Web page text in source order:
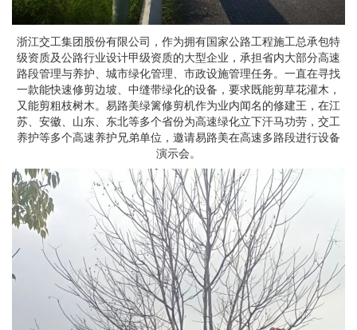
浙江交工集团股份有限公司，作为拥有国家公路工程施工总承包特
级资质及公路行业设计甲级资质的大型企业，承担省内大部分高速
路段管理与养护、城市绿化管理、市政设施管理任务。一直在寻找
一款能快速修剪边坡、中缝带绿化的设备，要求既能剪草花灌木，
又能剪粗枝树木。易路美绿篱修剪机作为业内闻名的修建王，在江
苏、安徽、山东、东北等多个省份为高速绿化立下汗马功劳，交工
养护等多个高速养护兄弟单位，邀请易路美在高速多路段进行设备
演示会。